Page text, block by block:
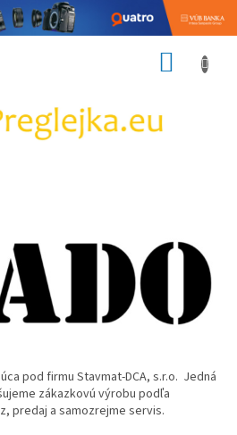
pod firmu Stavmat-DCA, s.r.o. Jedná
zákazkovú výrobu podľa
predaj a samozrejme servis.